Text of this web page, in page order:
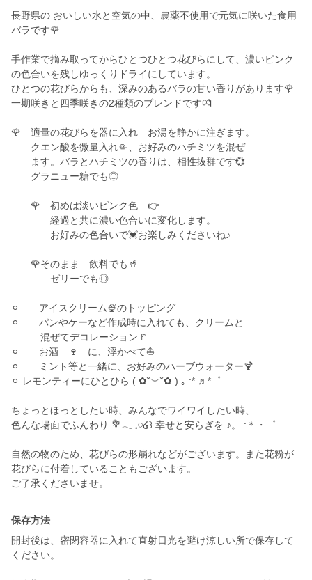
長野県の おいしい水と空気の中、農薬不使用で元気に咲いた食用
バラです🌹
手作業で摘み取ってからひとつひとつ花びらにして、濃いピンク
の色合いを残しゆっくりドライにしています。
ひとつの花びらからも、深みのあるバラの甘い香りがあります🌹
一期咲きと四季咲きの2種類のブレンドです💏
🌹 適量の花びらを器に入れ お湯を静かに注ぎます。
クエン酸を微量入れ🤏、お好みのハチミツを混ぜ
ます。バラとハチミツの香りは、相性抜群です💞
グラニュー糖でも◎
🌹 初めは淡いピンク色 👉
経過と共に濃い色合いに変化します。
お好みの色合いで💓お楽しみくださいね♪
🌹そのまま 飲料でも🥤
ゼリーでも◎
⚪︎ アイスクリーム🍨のトッピング
⚪︎ パンやケーなど作成時に入れても、クリームと
混ぜてデコレーション🚩
⚪︎ お酒 🍷 に、浮かべて⛵️
⚪︎ ミント等と一緒に、お好みのハーブウォーター🍹
⚪︎ レモンティーにひとひら ( ✿˘︶˘✿ ).｡.:* ♬*゜
ちょっとほっとしたい時、みんなでワイワイしたい時、
色んな場面でふんわり 💐‪‪𓂃 𓈒𓏸໒꒱ 幸せと安らぎを ♪。.:＊・゜
自然の物のため、花びらの形崩れなどがございます。また花粉が
花びらに付着していることもございます。
保存方法
開封後は、密閉容器に入れて直射日光を避け涼しい所で保存して
ください。